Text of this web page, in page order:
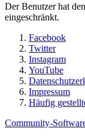
Der Benutzer hat
eingeschränkt.
Facebook
Twitter
Instagram
YouTube
Impressum
Häufig
Community-